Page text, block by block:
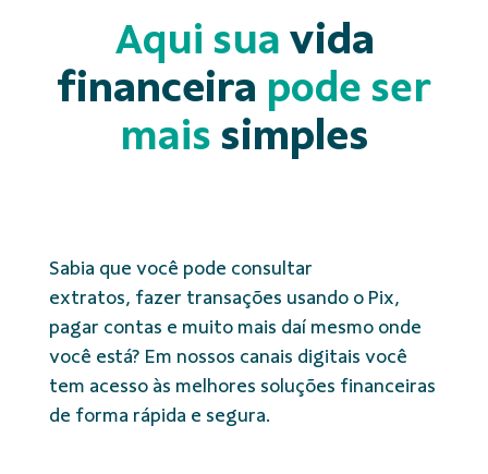
Aqui sua vida
financeira pode ser
mais simples
Sabia que você pode consultar
extratos, fazer transações usando o Pix,
pagar contas e muito mais daí mesmo onde
você está? Em nossos canais digitais você
tem acesso às melhores soluções financeiras
de forma rápida e segura.